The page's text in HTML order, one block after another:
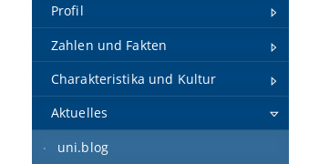
Profil
Zahlen und Fakten
Charakteristika und Kultur
Aktuelles
uni.blog